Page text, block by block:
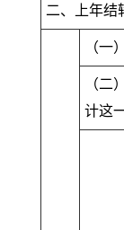
二、上年结
（一
（二
计这